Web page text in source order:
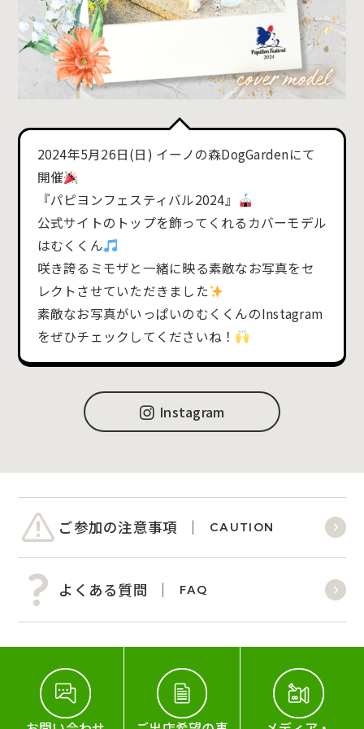
2024年5月26日(日) イーノの森DogGardenにて
開催
『パピヨンフェスティバル2024』
公式サイトのトップを飾ってくれるカバーモデル
はむくくん
咲き誇るミモザと一緒に映る素敵なお写真をセ
レクトさせていただきました
素敵なお写真がいっぱいのむくくんのInstagram
をぜひチェックしてくださいね！
Instagram
ご参加の注意事項 CAUTION
よくある質問 FAQ